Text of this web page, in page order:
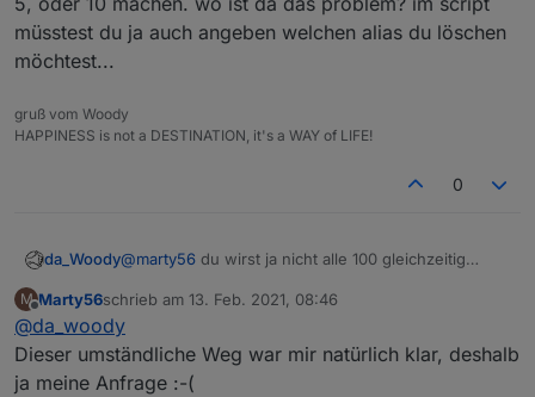
müsstest du ja auch angeben welchen alias du löschen
möchtest...
gruß vom Woody
HAPPINESS is not a DESTINATION, it's a WAY of LIFE!
0
da_Woody@marty56 du wirst ja nicht alle 100 gleichzeitig
es aus dem objektbaum und leg es neu an. das
kann man auch mit 5, oder 10 machen. wo ist da das
problem? im script müsstest du ja auch angeben
welchen alias du löschen möchtest...
M
Offline
Marty56schrieb am 13. Feb. 2021, 08:46
zuletzt editiert von
@da_woody
Dieser umständliche Weg war mir natürlich klar, deshalb
ja meine Anfrage :-(